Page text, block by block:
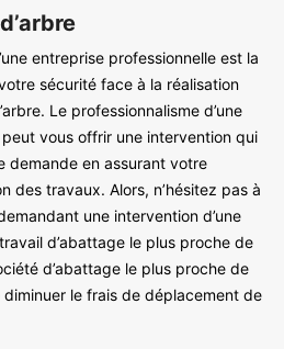
entreprise professionnelle est la
sécurité face à la réalisation
Le professionnalisme d’une
peut vous offrir une intervention qui
demande en assurant votre
des travaux. Alors, n’hésitez pas à
une intervention d’une
d’abattage le plus proche de
d’abattage le plus proche de
le frais de déplacement de